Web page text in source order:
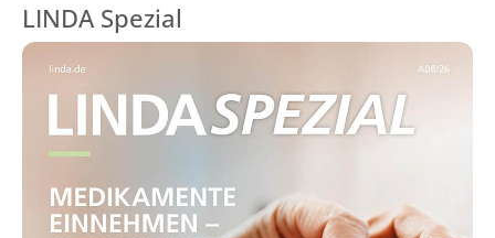
LINDA Spezial